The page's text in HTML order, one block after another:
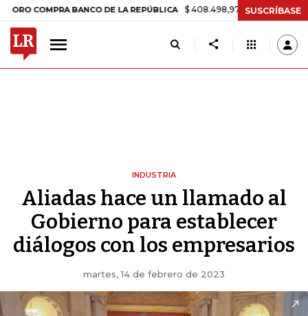
BANCO DE LA REPÚBLICA $ 408.498,97 +$ 8.753,81 +2,19%
SUSCRÍBASE
INDUSTRIA
Aliadas hace un llamado al
Gobierno para establecer
diálogos con los empresarios
martes, 14 de febrero de 2023